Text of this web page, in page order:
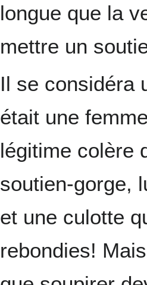
longue que la
mettre un
Il se considéra
était une
légitime colère
soutien-gorge,
et une culotte
rebondies!